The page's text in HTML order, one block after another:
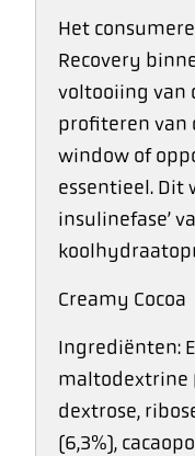
Het
Recovery
voltooiing van
profiteren van
window of
essentieel. Dit
insulinefase’
Creamy Cocoa
Ingrediënten:
maltodextrine
dextrose,
(6,3%),